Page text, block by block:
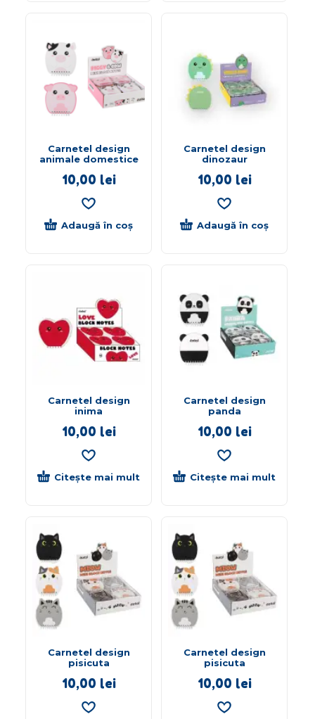
Carnetel design
animale domestice
10,00 lei
Adaugă în coș
Carnetel design
dinozaur
10,00 lei
Adaugă în coș
Carnetel design
inima
10,00 lei
Citește mai mult
Carnetel design
panda
10,00 lei
Citește mai mult
Carnetel design
pisicuta
10,00 lei
Carnetel design
pisicuta
10,00 lei